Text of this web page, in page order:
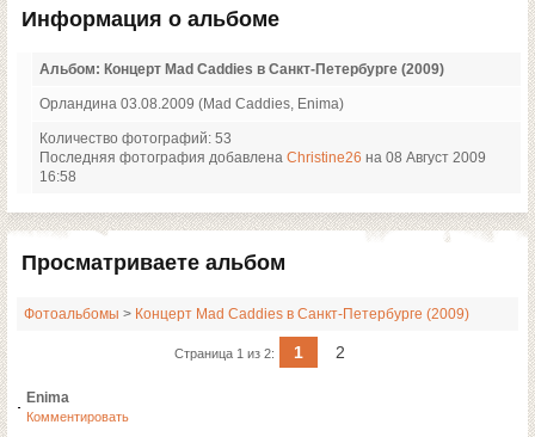
Информация о альбоме
Альбом: Концерт Mad Caddies в Санкт-Петербурге (2009)
Орландина 03.08.2009 (Mad Caddies, Enima)
Количество фотографий: 53
Последняя фотография добавлена Christine26 на 08 Август 2009
16:58
Просматриваете альбом
Фотоальбомы > Концерт Mad Caddies в Санкт-Петербурге (2009)
Страница 1 из 2: 1 2
Enima
Комментировать